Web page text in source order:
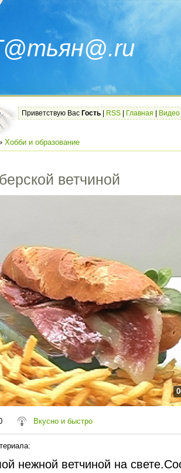
Приветствую Вас Гость RSS Главная Видео
Хобби и образование
ветчиной
Вкусно и быстро
:
нежной ветчиной на